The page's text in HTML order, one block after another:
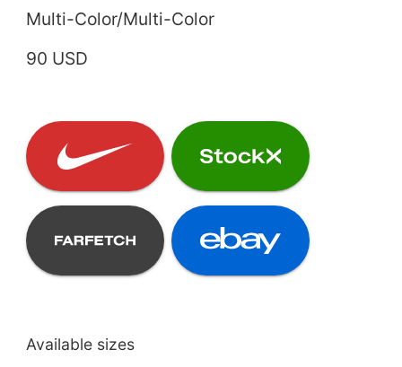
Multi-Color/Multi-Color
90 USD
Available sizes